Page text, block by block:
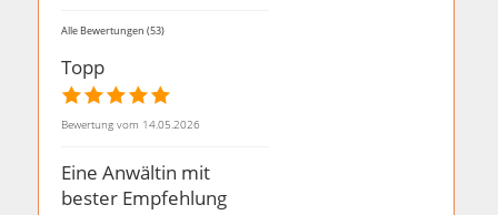
Alle Bewertungen (53)
Topp
Bewertung vom 14.05.2026
Eine Anwältin mit
bester Empfehlung